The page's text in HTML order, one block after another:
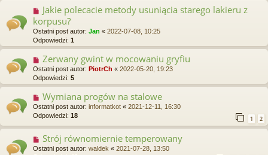
Jakie polecacie metody usuniącia starego lakieru z
korpusu?
Ostatni post autor: Jan « 2022-07-08, 10:25
Odpowiedzi: 1
Zerwany gwint w mocowaniu gryfiu
Ostatni post autor: PiotrCh « 2022-05-20, 19:23
Odpowiedzi: 5
Wymiana progów na stalowe
Ostatni post autor: informatkot « 2021-12-11, 16:30
Odpowiedzi: 18 1 2
Strój równomiernie temperowany
Ostatni post autor: waldek « 2021-07-28, 13:50